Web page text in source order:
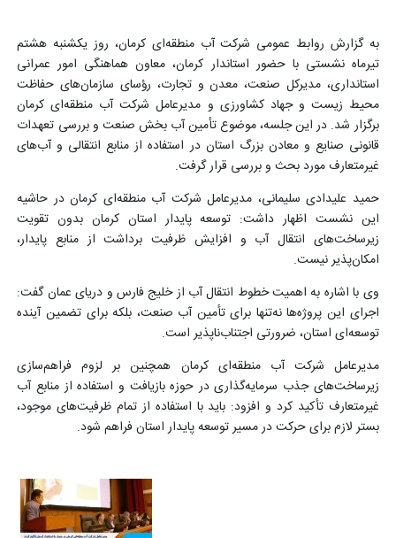
به گزارش روابط عمومی شرکت آب منطقه‌ای کرمان، روز یکشنبه هشتم
تیرماه نشستی با حضور استاندار کرمان، معاون هماهنگی امور عمرانی
استانداری، مدیرکل صنعت، معدن و تجارت، رؤسای سازمان‌های حفاظت
محیط زیست و جهاد کشاورزی و مدیرعامل شرکت آب منطقه‌ای کرمان
برگزار شد. در این جلسه، موضوع تأمین آب بخش صنعت و بررسی تعهدات
قانونی صنایع و معادن بزرگ استان در استفاده از منابع انتقالی و آب‌های
غیرمتعارف مورد بحث و بررسی قرار گرفت.
حمید علیدادی سلیمانی، مدیرعامل شرکت آب منطقه‌ای کرمان در حاشیه
این نشست اظهار داشت: توسعه پایدار استان کرمان بدون تقویت
زیرساخت‌های انتقال آب و افزایش ظرفیت برداشت از منابع پایدار،
امکان‌پذیر نیست.
وی با اشاره به اهمیت خطوط انتقال آب از خلیج فارس و دریای عمان گفت:
اجرای این پروژه‌ها نه‌تنها برای تأمین آب صنعت، بلکه برای تضمین آینده
توسعه‌ای استان، ضرورتی اجتناب‌ناپذیر است.
مدیرعامل شرکت آب منطقه‌ای کرمان همچنین بر لزوم فراهم‌سازی
زیرساخت‌های جذب سرمایه‌گذاری در حوزه بازیافت و استفاده از منابع آب
غیرمتعارف تأکید کرد و افزود: باید با استفاده از تمام ظرفیت‌های موجود،
بستر لازم برای حرکت در مسیر توسعه پایدار استان فراهم شود.